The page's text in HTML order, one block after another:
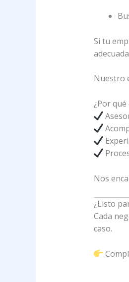
Si tu
Nuestro
¿Por
Nos
¿Listo
Cada
caso.